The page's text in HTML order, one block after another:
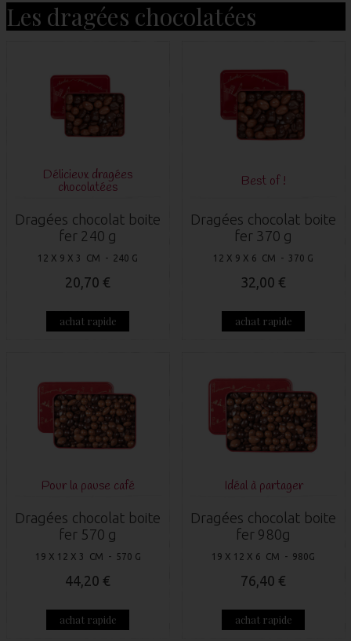
Les dragées chocolatées
Délicieux dragées
chocolatées
Dragées chocolat boite
fer 240 g
12 X 9 X 3 CM - 240 G
20,70 €
achat rapide
Best of !
Dragées chocolat boite
fer 370 g
12 X 9 X 6 CM - 370 G
32,00 €
achat rapide
Pour la pause café
Dragées chocolat boite
fer 570 g
19 X 12 X 3 CM - 570 G
44,20 €
achat rapide
Idéal à partager
Dragées chocolat boite
fer 980g
19 X 12 X 6 CM - 980G
76,40 €
achat rapide